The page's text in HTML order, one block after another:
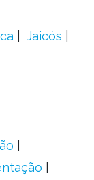
Jaicós